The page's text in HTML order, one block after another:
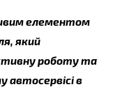
елементом
який
роботу та
в